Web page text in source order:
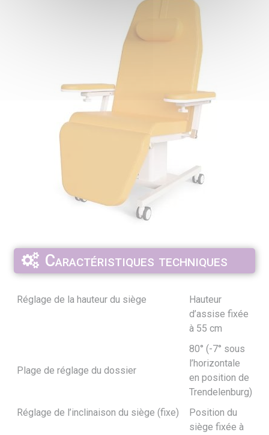
Caractéristiques techniques
Réglage de la hauteur du siège
Hauteur
d’assise fixée
à 55 cm
Plage de réglage du dossier
80° (-7° sous
l’horizontale
en position de
Trendelenburg)
Réglage de l’inclinaison du siège (fixe)
Position du
siège fixée à